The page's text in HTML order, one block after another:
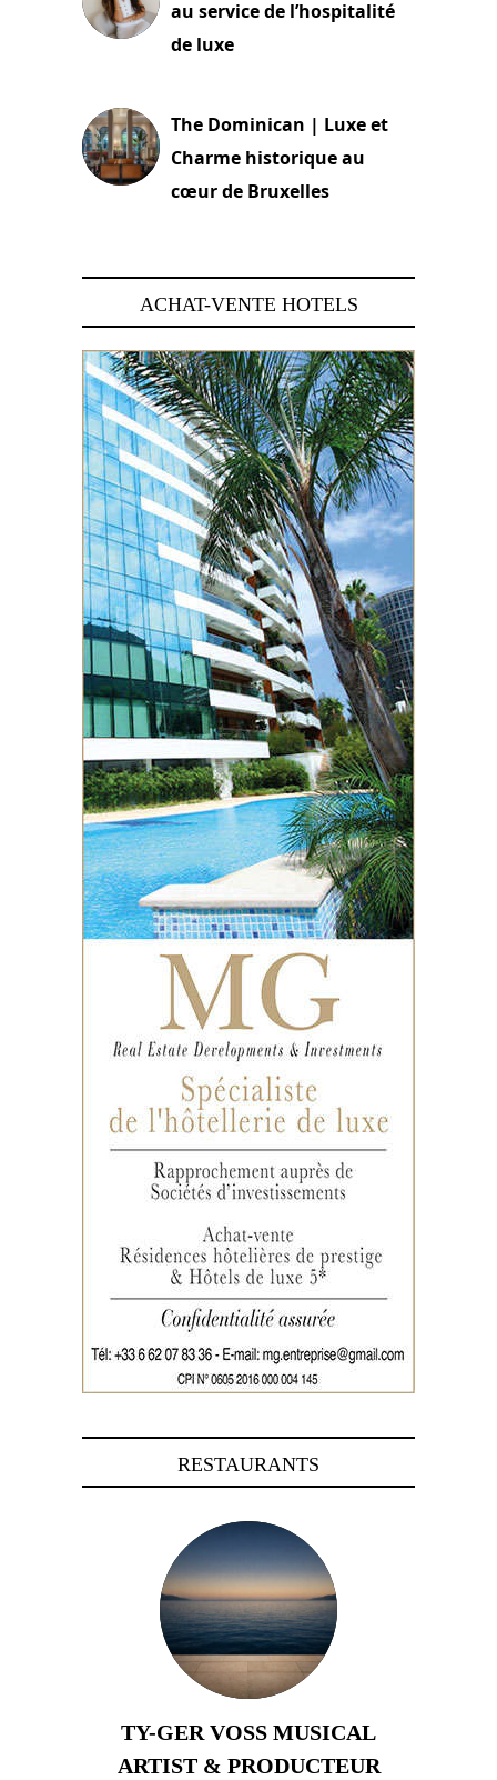
au service de l’hospitalité
de luxe
The Dominican | Luxe et
Charme historique au
cœur de Bruxelles
ACHAT-VENTE HOTELS
RESTAURANTS
TY-GER VOSS MUSICAL
ARTIST & PRODUCTEUR